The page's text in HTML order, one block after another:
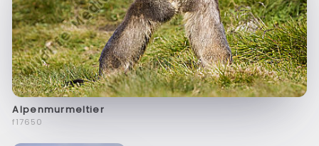
Alpenmurmeltier
f17650